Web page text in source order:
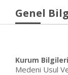
Genel
Kurum
Medeni Usul